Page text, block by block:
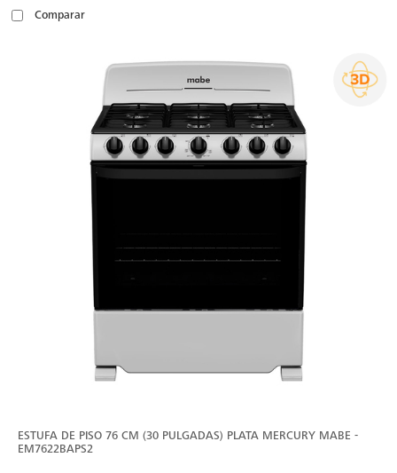
Comparar
ESTUFA DE PISO 76 CM (30 PULGADAS) PLATA MERCURY MABE -
EM7622BAPS2